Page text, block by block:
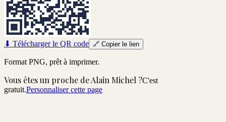
⬇ Télécharger le QR code 🔗 Copier le lien
Format PNG, prêt à imprimer.
Vous êtes un proche deAlain Michel ?C'est
gratuit.Personnaliser cette page